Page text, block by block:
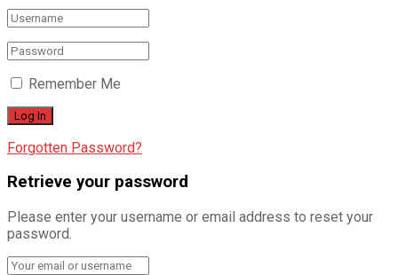
Remember Me
Forgotten Password?
Retrieve your password
Please enter your username or email address to reset your
password.